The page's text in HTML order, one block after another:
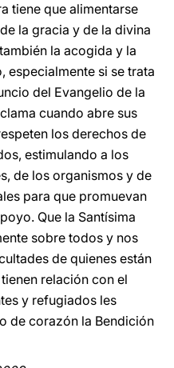
tiene que alimentarse
la gracia y de la divina
la acogida y la
especialmente si se trata
del Evangelio de la
cuando abre sus
los derechos de
estimulando a los
de los organismos y de
para que promuevan
Que la Santísima
sobre todos y nos
de quienes están
relación con el
y refugiados les
de corazón la Bendición